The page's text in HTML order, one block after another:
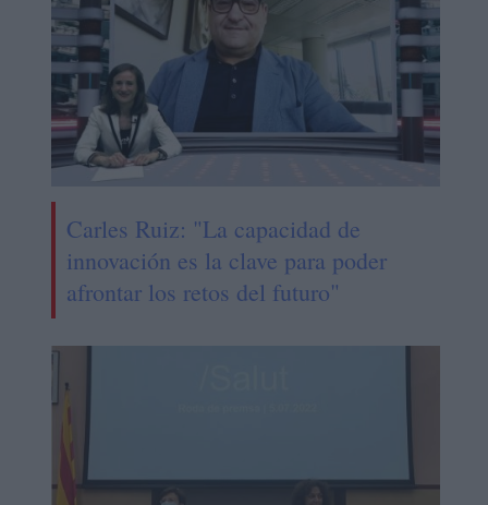
Carles Ruiz: "La capacidad de
innovación es la clave para poder
afrontar los retos del futuro"